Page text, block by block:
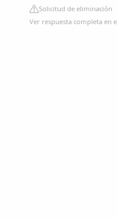
Solicitud de eliminación
Ver respuesta completa en